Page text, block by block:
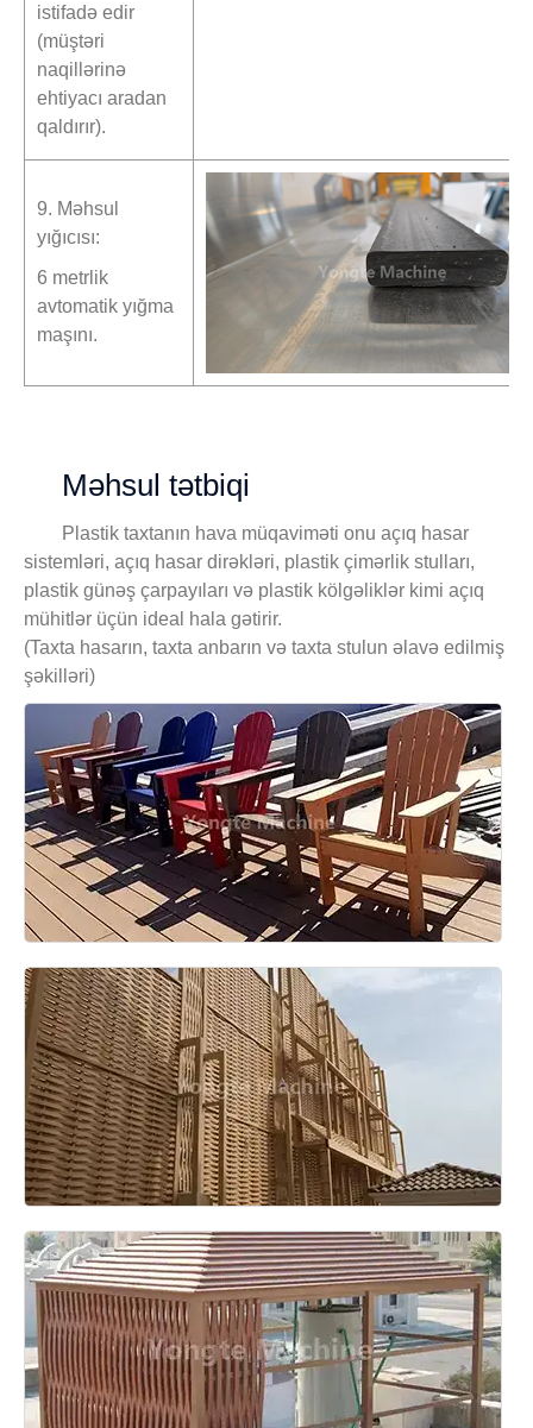
istifadə edir
(müştəri
naqillərinə
ehtiyacı aradan
qaldırır).
9. Məhsul
yığıcısı:
6 metrlik
avtomatik yığma
maşını.
Məhsul tətbiqi
Plastik taxtanın hava müqaviməti onu açıq hasar
sistemləri, açıq hasar dirəkləri, plastik çimərlik stulları,
plastik günəş çarpayıları və plastik kölgəliklər kimi açıq
mühitlər üçün ideal hala gətirir.
(Taxta hasarın, taxta anbarın və taxta stulun əlavə edilmiş
şəkilləri)